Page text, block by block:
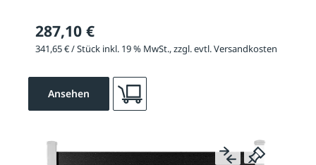
287,10 €
341,65 € / Stück inkl. 19 % MwSt., zzgl. evtl. Versandkosten
Ansehen